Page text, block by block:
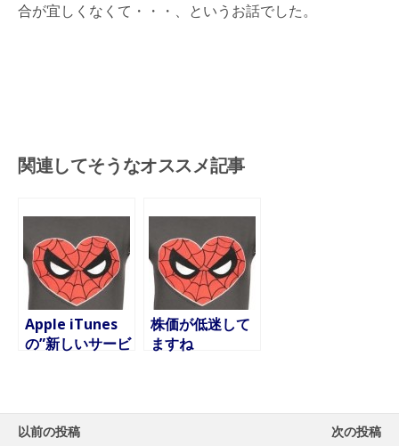
合が宜しくなくて・・・、というお話でした。
関連してそうなオススメ記事
Apple iTunes
の”新しいサービ
株価が低迷して
ますね
以前の投稿
次の投稿